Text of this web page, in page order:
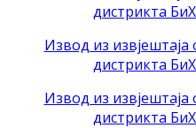
дистрикта
Извод из
дистрикта
Извод из
дистрикта